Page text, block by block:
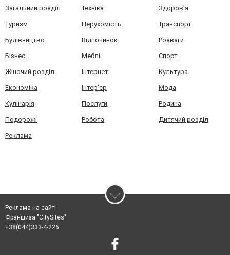
Загальний розділ Техніка Здоров'я
Туризм Нерухомість Транспорт
Будівництво Відпочинок Розваги
Бізнес Меблі Спорт
Жіночий розділ Інтернет Культура
Економіка Інтер'єр Мода
Кулінарія Послуги Родина
Подорожі Робота Дитячий розділ
Реклама
Реклама на сайті
Франшиза "CitySites"
+38(044)333-4-226